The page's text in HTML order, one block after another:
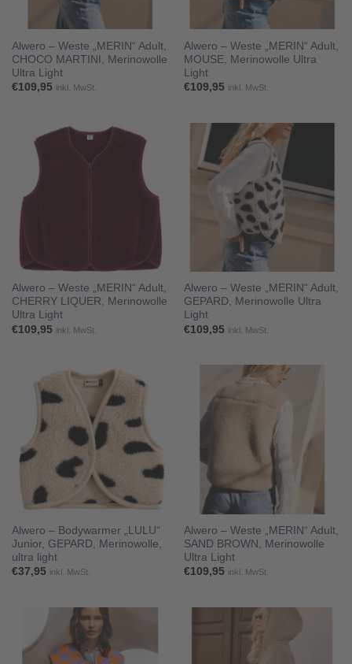
Alwero – Weste „MERIN“ Adult,
CHOCO MARTINI, Merinowolle
Ultra Light
€109,95 inkl. MwSt.
Alwero – Weste „MERIN“ Adult,
MOUSE, Merinowolle Ultra
Light
€109,95 inkl. MwSt.
Alwero – Weste „MERIN“ Adult,
CHERRY LIQUER, Merinowolle
Ultra Light
€109,95 inkl. MwSt.
Alwero – Weste „MERIN“ Adult,
GEPARD, Merinowolle Ultra
Light
€109,95 inkl. MwSt.
Alwero – Bodywarmer „LULU“
Junior, GEPARD, Merinowolle,
ultra light
€37,95 inkl. MwSt.
Alwero – Weste „MERIN“ Adult,
SAND BROWN, Merinowolle
Ultra Light
€109,95 inkl. MwSt.